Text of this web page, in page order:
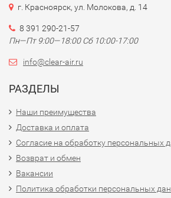
г. Красноярск, ул. Молокова, д. 14
8 391 290-21-57
Пн—Пт 9:00—18:00 Сб 10:00-17:00
info@clear-air.ru
РАЗДЕЛЫ
Наши преимущества
Доставка и оплата
Согласие на обработку персональных
Возврат и обмен
Вакансии
Политика обработки персональных